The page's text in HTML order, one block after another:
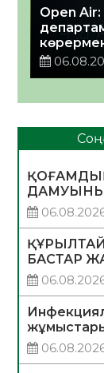
Open
етті
БАСТАР